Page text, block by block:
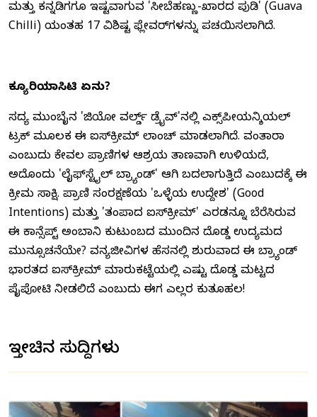
ಮತ್ತು ಕನ್ನಡಿಗರಿಗೂ ಇಷ್ಟವಾಗುವ 'ಸೀಬೆಹಣ್ಣು-ಖಾರದ ಪುಡಿ' (Guava
Chilli) ಯಂತಹ 17 ವಿಶಿಷ್ಟ ಫ್ಲೇವರ್‌ಗಳನ್ನು ಪರಿಚಯಿಸಲಾಗಿದೆ.
ಕ್ಯೂರಿಯಾಸಿಟಿ ಏನು?
ಸದ್ಯ ಮುಂಬೈನ 'ಜಿಯೋ ವರ್ಲ್ಡ್ ಡ್ರೈವ್'ನಲ್ಲಿ ಎಕ್ಸ್‌ಪೀರಿಯನ್ಶಿಯಲ್
ಟ್ರಕ್ ಮೂಲಕ ಈ ಐಸ್‌ಕ್ರೀಮ್ ಲಾಂಚ್ ಮಾಡಲಾಗಿದೆ. ವಂತಾರಾ
ಎಂಬುದು ಕೇವಲ ಪ್ರಾಣಿಗಳ ಆಶ್ರಯ ತಾಣವಾಗಿ ಉಳಿಯದೆ,
ಅದೊಂದು 'ಲೈಫ್‌ಸ್ಟೈಲ್ ಬ್ರ್ಯಾಂಡ್' ಆಗಿ ಬದಲಾಗುತ್ತಿದೆ ಎಂಬುದಕ್ಕೆ ಈ
ಕ್ರೀಮರಿ ಸಾಕ್ಷಿ. ಪ್ರಾಣಿ ಸಂರಕ್ಷಣೆಯ 'ಒಳ್ಳೆಯ ಉದ್ದೇಶ' (Good
Intentions) ಮತ್ತು 'ತಂಪಾದ ಐಸ್‌ಕ್ರೀಮ್' ಎರಡನ್ನೂ ಬೆರೆಸಿರುವ
ಈ ಕಾನ್ಸೆಪ್ಟ್ ಅಂಬಾನಿ ಕುಟುಂಬದ ಮುಂದಿನ ದೊಡ್ಡ ಉದ್ಯಮದ
ಮುನ್ಸೂಚನೆಯೇ? ವನ್ಯಜೀವಿಗಳ ಹೆಸರಿನಲ್ಲಿ ಶುರುವಾದ ಈ ಬ್ರ್ಯಾಂಡ್
ಭಾರತದ ಐಸ್‌ಕ್ರೀಮ್ ಮಾರುಕಟ್ಟೆಯಲ್ಲಿ ಎಷ್ಟು ದೊಡ್ಡ ಮಟ್ಟದ
ಪೈಪೋಟಿ ನೀಡಲಿದೆ ಎಂಬುದು ಈಗ ಎಲ್ಲರ ಕುತೂಹಲ!
ಇತ್ತೀಚಿನ ಸುದ್ದಿಗಳು